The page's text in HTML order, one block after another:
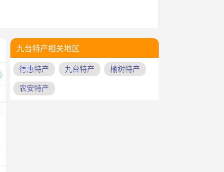
九台特产相关地区
德惠特产 九台特产 榆树特产
农安特产